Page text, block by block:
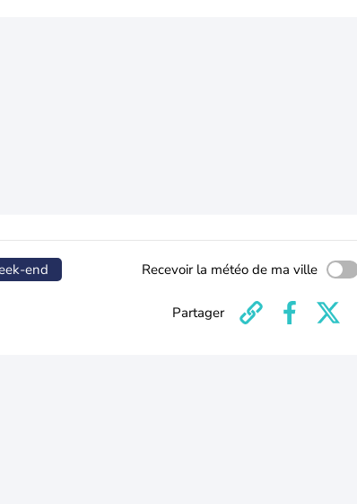
end Recevoir la météo de ma ville
Partager